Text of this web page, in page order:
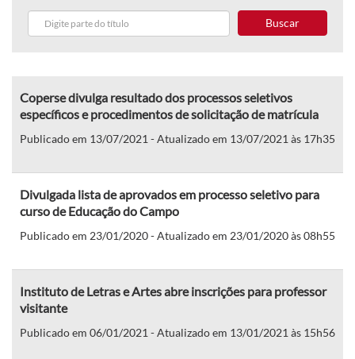
Buscar
Coperse divulga resultado dos processos seletivos
específicos e procedimentos de solicitação de matrícula
Publicado em 13/07/2021 - Atualizado em 13/07/2021 às 17h35
Divulgada lista de aprovados em processo seletivo para
curso de Educação do Campo
Publicado em 23/01/2020 - Atualizado em 23/01/2020 às 08h55
Instituto de Letras e Artes abre inscrições para professor
visitante
Publicado em 06/01/2021 - Atualizado em 13/01/2021 às 15h56